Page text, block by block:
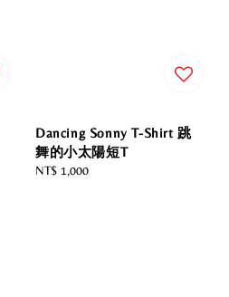
Dancing Sonny T-Shirt 跳
舞的小太陽短T
Regular
NT$ 1,000